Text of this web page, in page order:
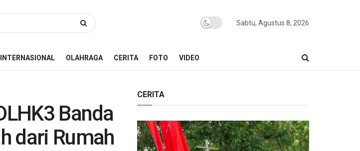
Sabtu, Agustus 8, 2026
INTERNASIONAL OLAHRAGA CERITA FOTO VIDEO
Banda
dari Rumah
CERITA